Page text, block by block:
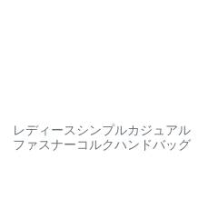
レディースシンプルカジュアル
ファスナーコルクハンドバッグ